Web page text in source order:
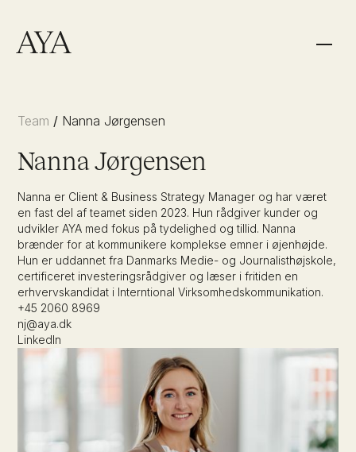
Wealth & Family Athletes
Organizations
Mød os Team
Team / Nanna Jørgensen
Nanna Jørgensen
Nanna er Client & Business Strategy Manager og har været
en fast del af teamet siden 2023. Hun rådgiver kunder og
udvikler AYA med fokus på tydelighed og tillid. Nanna
brænder for at kommunikere komplekse emner i øjenhøjde.
Hun er uddannet fra Danmarks Medie- og Journalisthøjskole,
certificeret investeringsrådgiver og læser i fritiden en
erhvervskandidat i Interntional Virksomhedskommunikation.
+45 2060 8969
nj@aya.dk
LinkedIn